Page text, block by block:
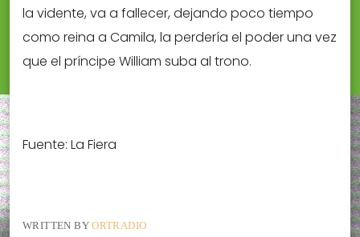
la vidente, va a fallecer, dejando poco tiempo
como reina a Camila, la perdería el poder una vez
que el príncipe William suba al trono.
Fuente: La Fiera
WRITTEN BYORTRADIO